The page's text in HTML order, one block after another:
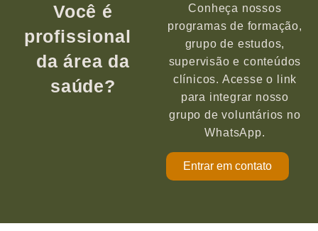
Você é
profissional
da área da
saúde?
Conheça nossos
programas de formação,
grupo de estudos,
supervisão e conteúdos
clínicos. Acesse o link
para integrar nosso
grupo de voluntários no
WhatsApp.
Entrar em contato